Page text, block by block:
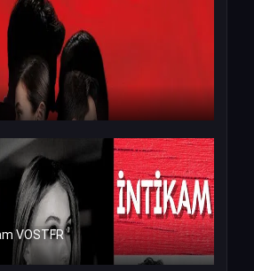
VOSTFR